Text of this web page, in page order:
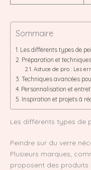
Sommaire
Les différents types de
Préparation et
Astuce de pro : Les
Techniques avancées
Personnalisation et
Inspiration et projets à
Les différents types de
Peindre sur du verre
Plusieurs marques,
proposent des